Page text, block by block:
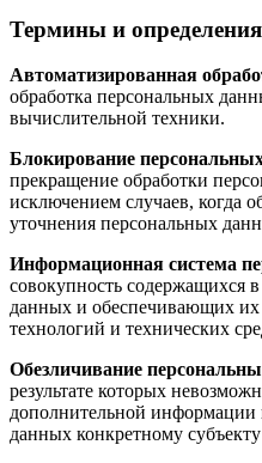
Термины и определения
Автоматизированная
обработка персональных
вычислительной техники.
Блокирование
прекращение обработки
исключением случаев, когда
уточнения персональных
Информационная система
совокупность содержащихся
данных и обеспечивающих
технологий и технических
Обезличивание
результате которых
дополнительной информации
данных конкретному